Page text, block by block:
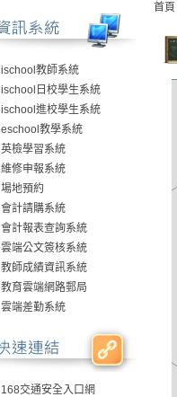
ischool教師系統
ischool日校學生系統
ischool進校學生系統
eschool教學系統
英檢學習系統
維修申報系統
場地預約
會計請購系統
會計報表查詢系統
雲端公文簽核系統
教師成績資訊系統
教育雲端網路郵局
雲端差勤系統
168交通安全入口網
首頁